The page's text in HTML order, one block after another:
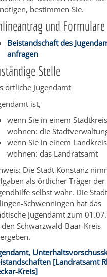
HILFE
MIT
MENSCHEN
MIT
DEMENZ
BAUHERREN
DENKMALSCHUTZ
AUFGABEN
DER
UNTEREN
STEUERVORTEILE
SATZUNGEN
IM
BEREICH
VERKAUF
STÄDTISCHER
BAUPLÄTZE
VERKAUF
STÄDTISCHER
HÄUSER
/
bestimmen Sie.
und Formulare
Beistandschaft des
anfragen
Stelle
örtliche Jugendamt
ist,
wenn Sie in einem Stadtkreis
wohnen: die
wenn Sie in einem Landkreis
wohnen: das Landratsamt
Die Stadt Konstanz
als örtlicher Träger der
selbst wahr. Die Stadt
Schwenningen hat das
Jugendamt zum
Schwarzwald-Baar-Kreis
[Landratsamt
Kreis]